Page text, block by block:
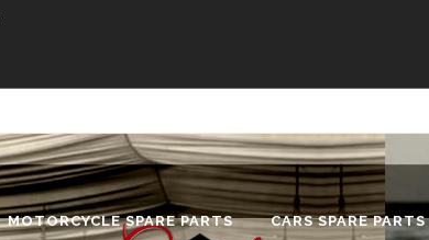
MOTORCYCLE SPARE PARTS CARS SPARE PARTS